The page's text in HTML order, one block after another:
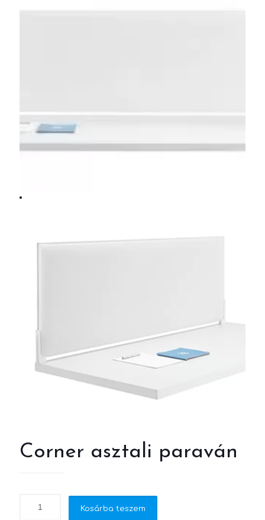
Corner asztali paraván
Kosárba teszem